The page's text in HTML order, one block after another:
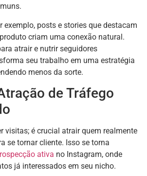
exemplo, posts e stories que destacam
criam uma conexão natural.
atrair e nutrir seguidores
seu trabalho em uma estratégia
menos da sorte.
de Tráfego
visitas; é crucial atrair quem realmente
se tornar cliente. Isso se torna
ativa no Instagram, onde
já interessados em seu nicho.